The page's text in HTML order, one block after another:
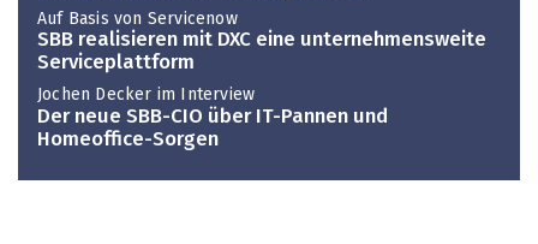
Auf Basis von Servicenow
SBB realisieren mit DXC eine unternehmensweite
Serviceplattform
Jochen Decker im Interview
Der neue SBB-CIO über IT-Pannen und
Homeoffice-Sorgen